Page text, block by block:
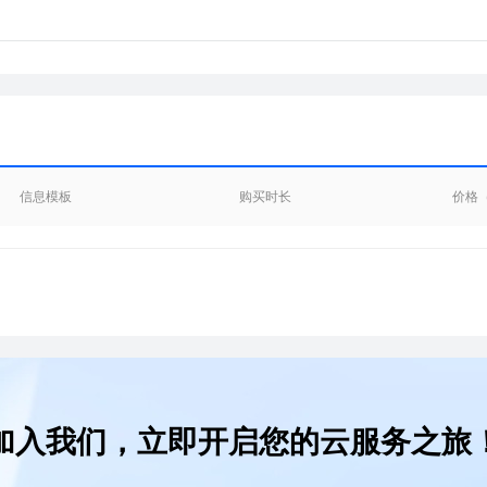
信息模板 购买时长 价格
入我们，立即开启您的云服务之旅